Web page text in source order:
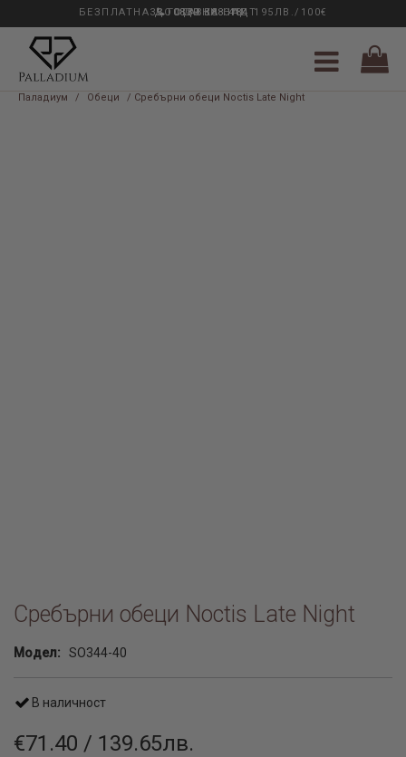
33 ГОДИНИ ОПИТ
БЕЗПЛАТНА ДОСТАВКА НАД 195ЛВ./100€
0889 888 484
Паладиум / Обеци / Сребърни обеци Noctis Late Night
Сребърни обеци Noctis Late Night
Модел: SO344-40
В наличност
€71.40 / 139.65лв.